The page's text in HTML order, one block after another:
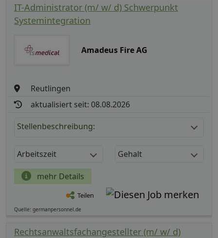
IT-Administrator (m/ w/ d) Schwerpunkt
Systemintegration
Amadeus Fire AG
Reutlingen
aktualisiert seit: 08.08.2026
Stellenbeschreibung:
Arbeitszeit Gehalt
mehr Details
Teilen
Quelle: germanpersonnel.de
Rechtsanwaltsfachangestellter (m/ w/ d)